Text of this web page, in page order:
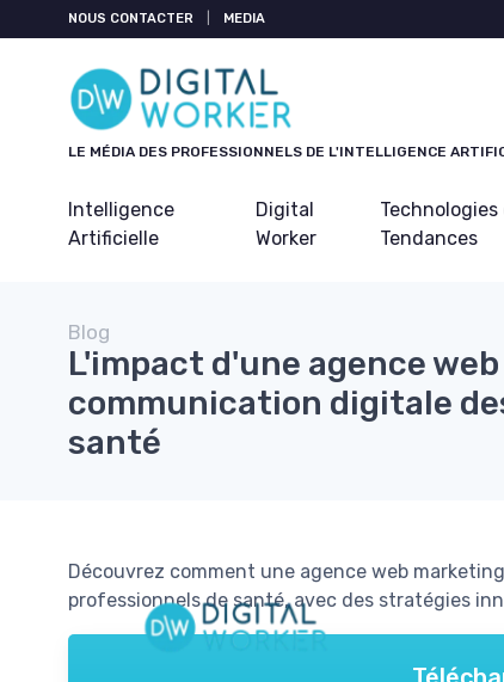
NOUS CONTACTER MEDIA
LE MÉDIA DES PROFESSIONNELS DE L'INTELLIGENCE
Intelligence
Artificielle
Digital
Worker
Technologies
Tendances
Blog
L'impact d'une agence
communication digitale
santé
Découvrez comment une agence web
professionnels de santé, avec des stratégies